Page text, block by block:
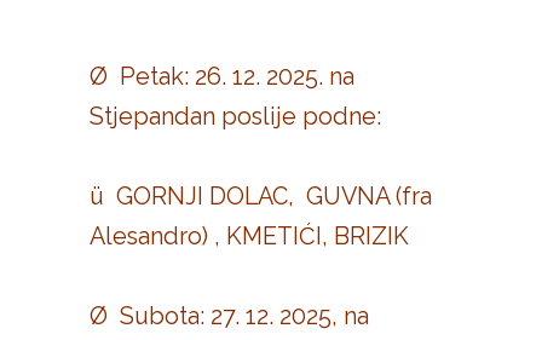
Ø Petak: 26. 12. 2025. na
Stjepandan poslije podne:
ü GORNJI DOLAC, GUVNA (fra
Alesandro) , KMETIĆI, BRIZIK
Ø Subota: 27. 12. 2025, na